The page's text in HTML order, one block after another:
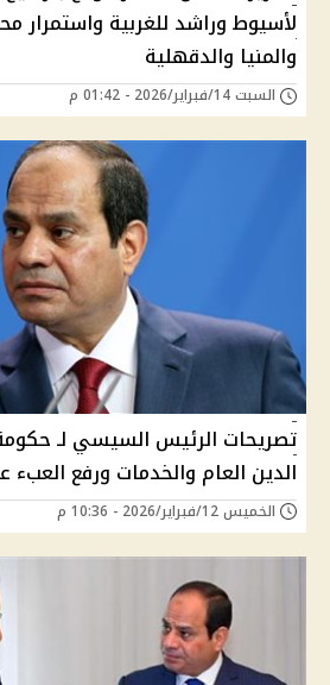
لأسيوط وراشد للغربية واستمرار
والمنيا والدقهلية
السبت 14/فبراير/2026 - 01:42 م
تصريحات الرئيس السيسي لـ
الدين العام والخدمات ورفع العبء
الخميس 12/فبراير/2026 - 10:36 م